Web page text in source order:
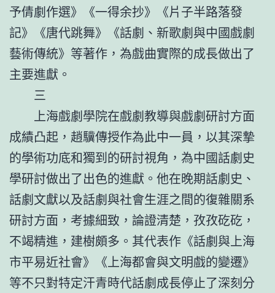
予倩劇作選》《一得余抄》《片子半路落發
記》《唐代跳舞》《話劇、新歌劇與中國戲劇
藝術傳統》等著作，為戲曲實際的成長做出了
主要進獻。
三
上海戲劇學院在戲劇教導與戲劇研討方面
成績凸起，趙驥傳授作為此中一員，以其深摯
的學術功底和獨到的研討視角，為中國話劇史
學研討做出了出色的進獻。他在晚期話劇史、
話劇文獻以及話劇與社會生涯之間的復雜關系
研討方面，考據細致，論證清楚，孜孜矻矻，
不竭精進，建樹頗多。其代表作《話劇與上海
市平易近社會》《上海都會與文明戲的變遷》
等不只對特定汗青時代話劇成長停止了深刻分